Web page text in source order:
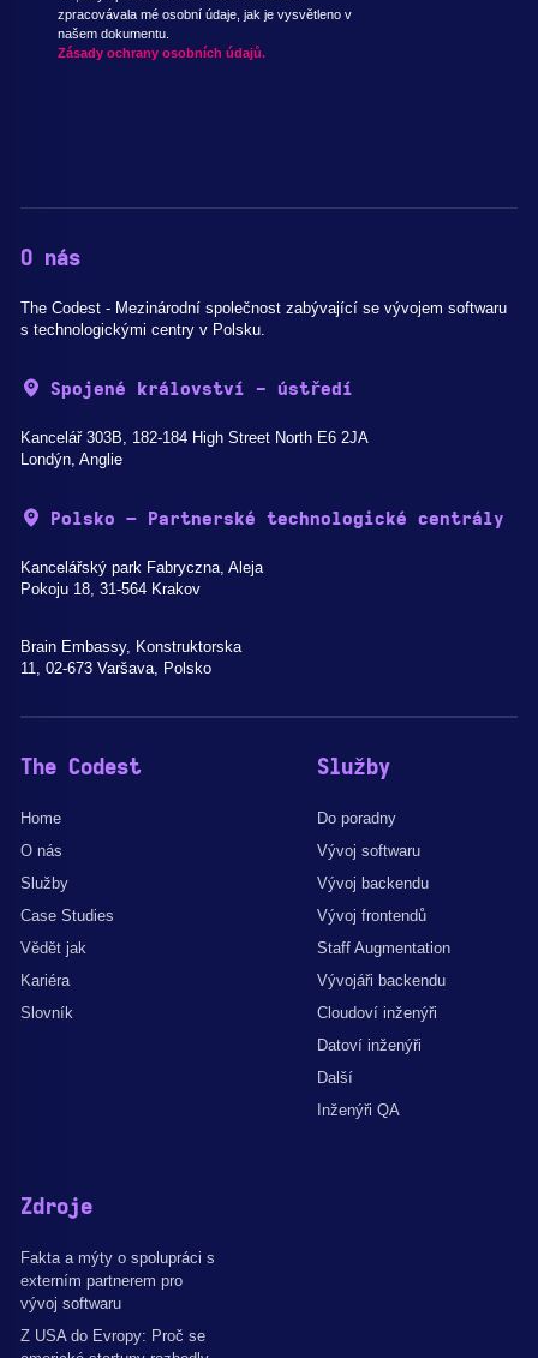
zpracovávala mé osobní údaje, jak je vysvětleno v
našem dokumentu.
Zásady ochrany osobních údajů.
O nás
The Codest - Mezinárodní společnost zabývající se vývojem softwaru
s technologickými centry v Polsku.
Spojené království - ústředí
Kancelář 303B, 182-184 High Street North E6 2JA
Londýn, Anglie
Polsko – Partnerské technologické centrály
Kancelářský park Fabryczna, Aleja
Pokoju 18, 31-564 Krakov
Brain Embassy, Konstruktorska
11, 02-673 Varšava, Polsko
The Codest
Home
O nás
Služby
Case Studies
Vědět jak
Kariéra
Slovník
Služby
Do poradny
Vývoj softwaru
Vývoj backendu
Vývoj frontendů
Staff Augmentation
Vývojáři backendu
Cloudoví inženýři
Datoví inženýři
Další
Inženýři QA
Zdroje
Fakta a mýty o spolupráci s
externím partnerem pro
vývoj softwaru
Z USA do Evropy: Proč se